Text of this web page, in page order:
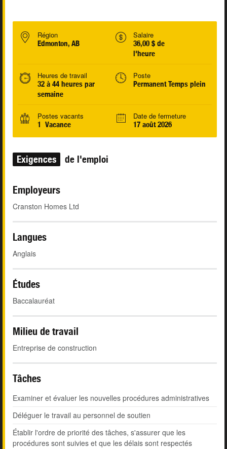
Région
Edmonton, AB
Salaire
36,00 $ de
l'heure
Heures de travail
32 à 44 heures par
semaine
Poste
Permanent Temps plein
Postes vacants
1 Vacance
Date de fermeture
17 août 2026
Exigences de l'emploi
Employeurs
Cranston Homes Ltd
Langues
Anglais
Études
Baccalauréat
Milieu de travail
Entreprise de construction
Tâches
Examiner et évaluer les nouvelles procédures administratives
Déléguer le travail au personnel de soutien
Établir l'ordre de priorité des tâches, s'assurer que les
procédures sont suivies et que les délais sont respectés